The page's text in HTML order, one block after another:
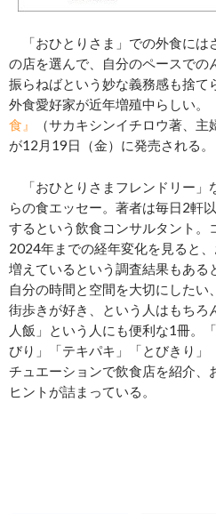
「おひとりさま」での外食には
の店を選んで、自分のペースでの
振らねばという妙な義務感も捨て
外食愛好家が近年増殖中らしい。
食』
（サカキシンイチロウ著、
が12月19日（金）に発売される。
「おひとりさまフレンドリー」
らの食エッセー。著者は毎日2軒
するという飲食コンサルタント。
2024年までの経年変化を見ると
増えているという調査結果もある
自分の時間と空間を大切にしたい
街歩きが好き、という人はもちろ
人飯」という人にも便利な1冊。
びり」「テキパキ」「とびきり」
チュエーションで飲食店を紹介、
ヒントが詰まっている。